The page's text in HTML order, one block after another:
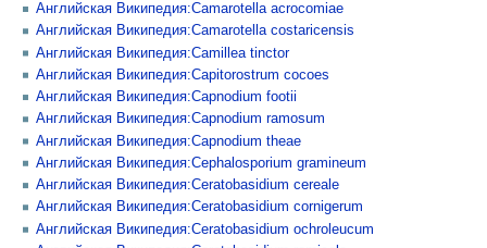
Английская Википедия:Camarotella acrocomiae
Английская Википедия:Camarotella costaricensis
Английская Википедия:Camillea tinctor
Английская Википедия:Capitorostrum cocoes
Английская Википедия:Capnodium footii
Английская Википедия:Capnodium ramosum
Английская Википедия:Capnodium theae
Английская Википедия:Cephalosporium gramineum
Английская Википедия:Ceratobasidium cereale
Английская Википедия:Ceratobasidium cornigerum
Английская Википедия:Ceratobasidium ochroleucum